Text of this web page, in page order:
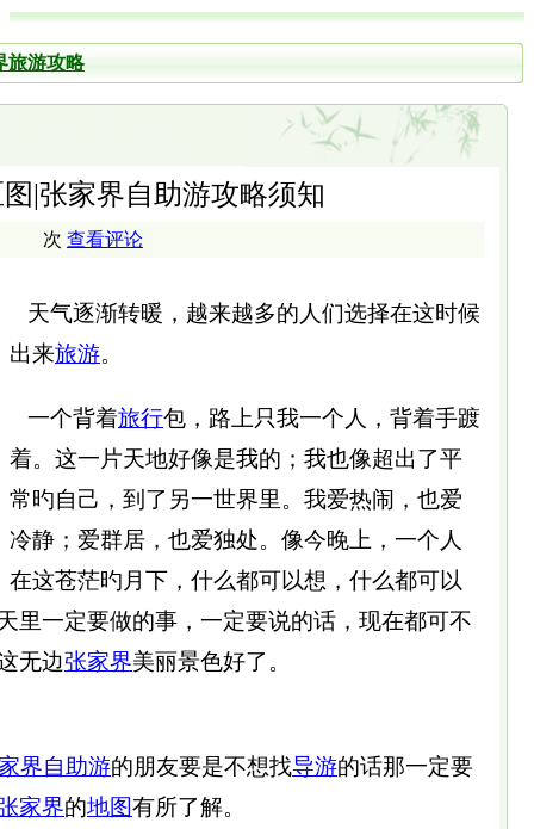
旅游攻略
|张家界自助游攻略须知
次 查看评论
天气逐渐转暖，越来越多的人们选择在这时候
出来旅游。
一个背着旅行包，路上只我一个人，背着手踱
着。这一片天地好像是我的；我也像超出了平
常旳自己，到了另一世界里。我爱热闹，也爱
冷静；爱群居，也爱独处。像今晚上，一个人
在这苍茫旳月下，什么都可以想，什么都可以
里一定要做的事，一定要说的话，现在都可不
无边张家界美丽景色好了。
界自助游的朋友要是不想找导游的话那一定要
家界的地图有所了解。